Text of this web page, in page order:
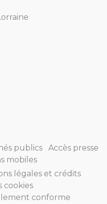
publics
Accès presse
mobiles
légales et crédits
cookies
conforme